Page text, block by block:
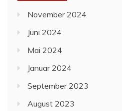
November 2024
Juni 2024
Mai 2024
Januar 2024
September 2023
August 2023